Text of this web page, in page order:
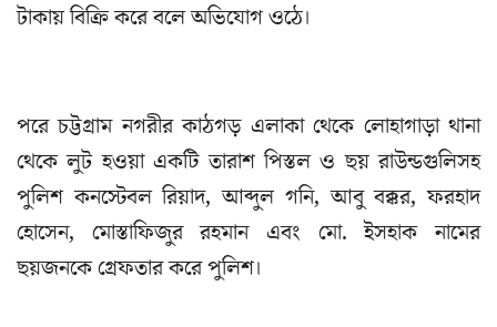
টাকায় বিক্রি করে বলে অভিযোগ ওঠে।
পরে চট্টগ্রাম নগরীর কাঠগড় এলাকা থেকে লোহাগাড়া থানা
থেকে লুট হওয়া একটি তারাশ পিস্তল ও ছয় রাউন্ডগুলিসহ
পুলিশ কনস্টেবল রিয়াদ, আব্দুল গনি, আবু বক্কর, ফরহাদ
হোসেন, মোস্তাফিজুর রহমান এবং মো. ইসহাক নামের
ছয়জনকে গ্রেফতার করে পুলিশ।